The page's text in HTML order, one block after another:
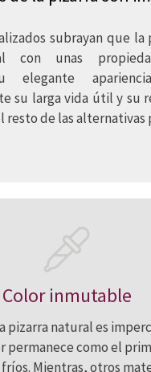
comparación
claras sus
ventajas.
subrayan que la
con unas
elegante
su larga vida útil y su
resto de las alternativas
Color inmutable
pizarra natural es
permanece como el
fríos. Mientras, otros